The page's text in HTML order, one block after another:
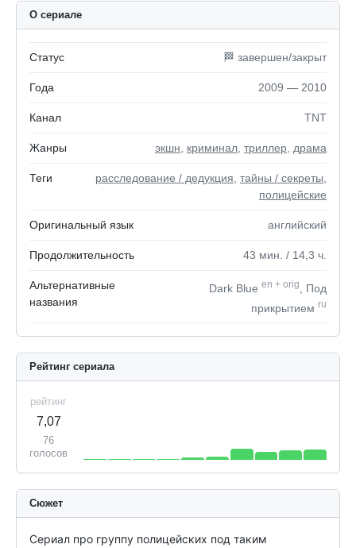
О сериале
Статус 🏁 завершен/закрыт
Года 2009 — 2010
Канал TNT
Жанры экшн криминал триллер драма
Теги расследование / дедукция тайны / секреты
полицейские
Оригинальный язык английский
Продолжительность 43 мин. / 14,3 ч.
Альтернативные
названия
Dark Blue en + orig
, Под
прикрытием ru
Рейтинг сериала
рейтинг
7,07
76
голосов
Сюжет
Cериал про группу полицейских под таким